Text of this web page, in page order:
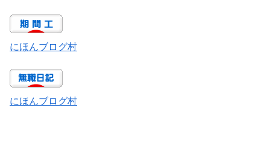
にほんブログ村
にほんブログ村